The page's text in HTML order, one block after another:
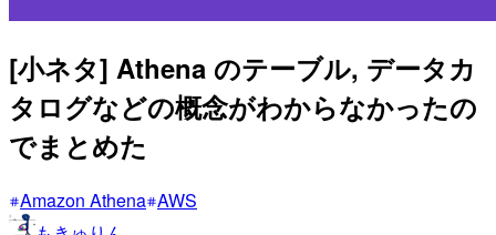
[小ネタ] Athena のテーブル, データカ
タログなどの概念がわからなかったの
でまとめた
Amazon Athena AWS